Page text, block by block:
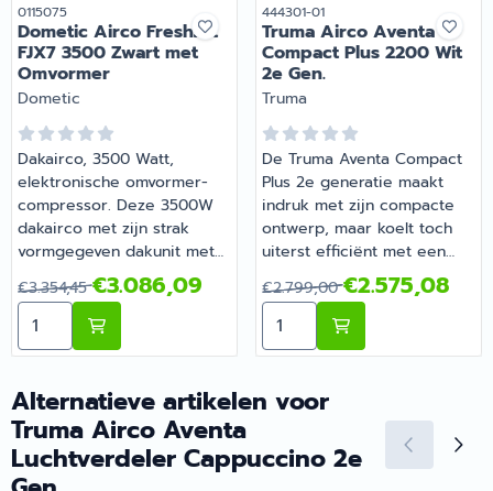
Artikelnummer
0115075
Dometic Airco FreshJet
FJX7 3500 Zwart met
Omvormer
Merk:
Dometic
Dakairco, 3500 Watt,
elektronische omvormer-
compressor. Deze 3500W
dakairco met zijn strak
vormgegeven dakunit met
de exclusieve LED
lichtcurve trekt direct de
aandacht. Uitgerust met de
nieuwste
omvormer-compressor en
warmtepomptechnologie
koelt deze je voertuig
sneller, stiller en efficiënter
af dan welke andere airco.
Van 3 354,45 voor 3 086,09
€3.354,45€3.086,09
Aantal kiezen voor Dometic Airco FreshJet FJX7 3500
Artikelnummer
444301-01
Truma Airco Aventa
Compact Plus 2200 Wit
2e Gen.
Merk:
Truma
De Truma Aventa Compact
Plus 2e generatie maakt
indruk met zijn compacte
ontwerp, maar koelt toch
uiterst efficiënt met een
koelvermogen van 2200W.
Dankzij zijn efficiëntie en
lichtheid is het de ideale
keuze voor iedereen die
prijs stelt. Deze airco biedt
een breed scala aan
besturingsopties. Hij kan
Van 2 799,00 voor 2
€2.799,00€2.575,08
Aantal kiezen voor Truma
Alternatieve artikelen voor
Truma Airco Aventa
Luchtverdeler Cappuccino 2e